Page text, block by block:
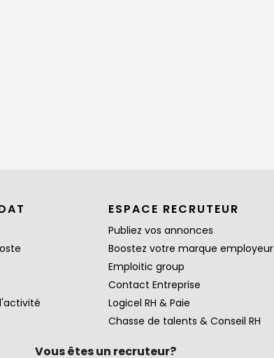
ESPACE RECRUTEUR
Publiez vos annonces
Boostez votre marque employeur
Emploitic group
Contact Entreprise
Logicel RH & Paie
Chasse de talents & Conseil RH
Vous êtes un recruteur?